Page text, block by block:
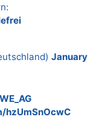
January